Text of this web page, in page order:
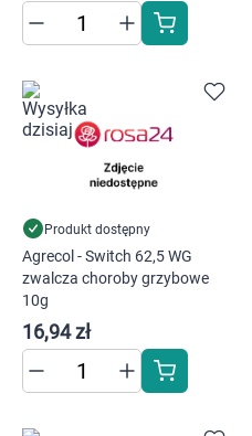
Produkt dostępny
Agrecol - Switch 62,5 WG
zwalcza choroby grzybowe
10g
16,94 zł